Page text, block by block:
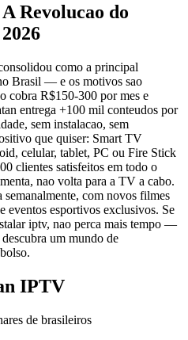
Revolucao do
como a principal
Brasil — e os motivos sao
cobra R$150-300 por mes e
entrega +100 mil conteudos por
sem instalacao, sem
que quiser: Smart TV
celular, tablet, PC ou Fire Stick
clientes satisfeitos em todo o
nao volta para a TV a cabo.
semanalmente, com novos filmes
eventos esportivos exclusivos. Se
iptv, nao perca mais tempo —
um mundo de
IPTV
de brasileiros